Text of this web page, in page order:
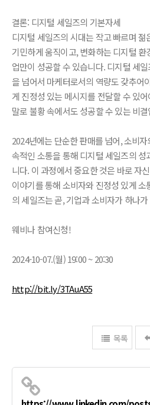
결론: 디지털 세일즈의 기본자세
디지털 세일즈의 시대는 작고 빠르며
기민하게 움직이고, 변화하는 디지털 환
업만이 성공할 수 있습니다. 디지털 세
을 넘어서 마케터로서의 역량도 갖추어
게 진정성 있는 메시지를 전달할 수 있
말로 불황 속에서도 성공할 수 있는 비
2024년에는 단순한 판매를 넘어, 소비
속적인 소통을 통해 디지털 세일즈의
니다. 이 과정에서 중요한 것은 바로 자
이야기를 통해 소비자와 진정성 있게
의 세일즈는 곧, 기업과 소비자가 하나
웨비나 참여신청!
2024-10-07.(월) 19:00 ~ 20:30
http://bit.ly/3TAuA55
목록